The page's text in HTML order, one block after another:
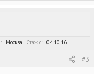
Москва Стаж c 04.10.16
#3